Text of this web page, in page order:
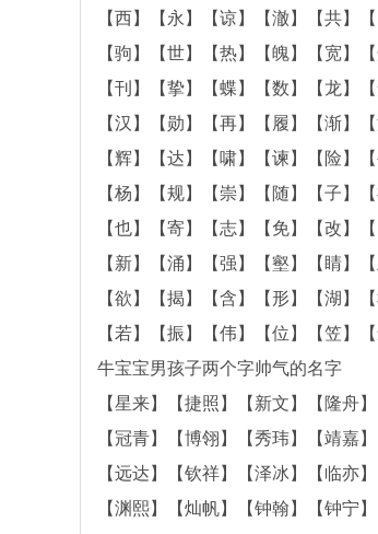
【西】【永】【谅】【澈】【共】【
【驹】【世】【热】【魄】【宽】【
【刊】【挚】【蝶】【数】【龙】【
【汉】【勋】【再】【履】【渐】【
【辉】【达】【啸】【谏】【险】【
【杨】【规】【崇】【随】【子】【
【也】【寄】【志】【免】【改】【
【新】【涌】【强】【壑】【睛】【
【欲】【揭】【含】【形】【湖】【
【若】【振】【伟】【位】【笠】【
牛宝宝男孩子两个字帅气的名字
【星来】【捷照】【新文】【隆舟】
【冠青】【博翎】【秀玮】【靖嘉】
【远达】【钦祥】【泽冰】【临亦】
【渊熙】【灿帆】【钟翰】【钟宁】